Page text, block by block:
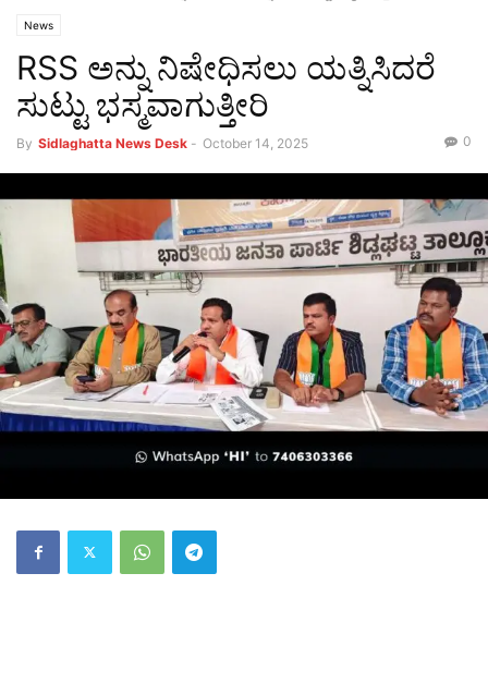
News
RSS ಅನ್ನು ನಿಷೇಧಿಸಲು ಯತ್ನಿಸಿದರೆ
ಸುಟ್ಟು ಭಸ್ಮವಾಗುತ್ತೀರಿ
By Sidlaghatta News Desk - October 14, 2025 0